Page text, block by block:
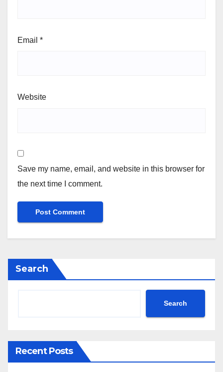
Email *
Website
Save my name, email, and website in this browser for
the next time I comment.
Search
Search
Recent Posts